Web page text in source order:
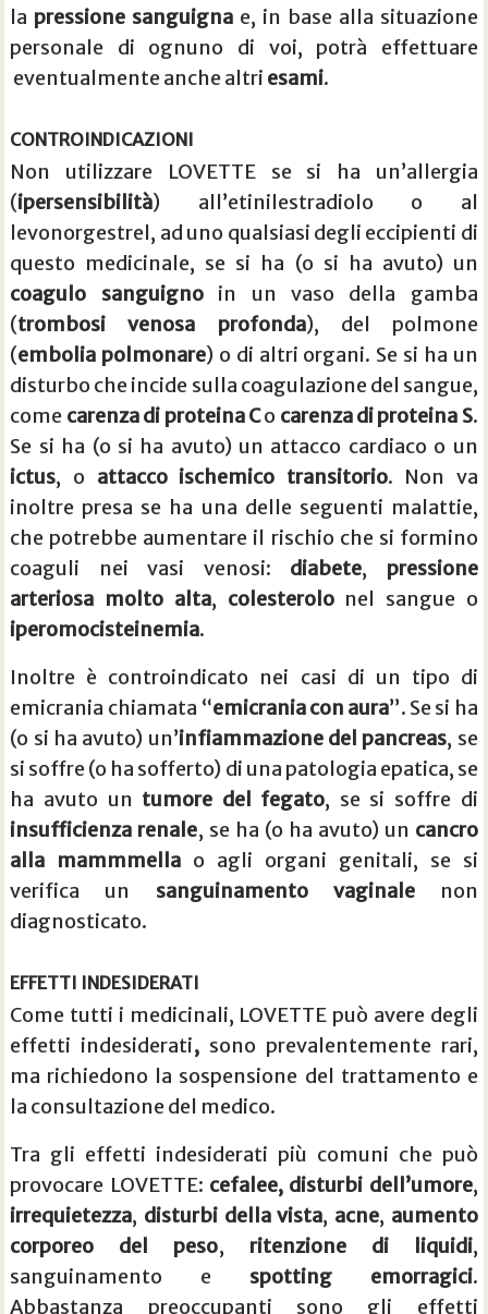
la pressione sanguigna e, in base alla situazione
personale di ognuno di voi, potrà effettuare
eventualmente anche altri esami.
CONTROINDICAZIONI
Non utilizzare LOVETTE se si ha un’allergia
(ipersensibilità) all’etinilestradiolo o al
levonorgestrel, ad uno qualsiasi degli eccipienti di
questo medicinale, se si ha (o si ha avuto) un
coagulo sanguignoin un vaso della gamba
(trombosi venosa profonda), del polmone
(embolia polmonare) o di altri organi. Se si ha un
disturbo che incide sulla coagulazione del sangue,
come carenza di proteina Co carenza di proteina S.
Se si ha (o si ha avuto) un attacco cardiaco o un
ictus, o attacco ischemico transitorio. Non va
inoltre presa se ha una delle seguenti malattie,
che potrebbe aumentare il rischio che si formino
coaguli nei vasi venosi: diabete, pressione
arteriosa molto alta, colesterolo nel sangue o
iperomocisteinemia.
Inoltre è controindicato nei casi di un tipo di
emicrania chiamata “emicrania con aura”. Se si ha
(o si ha avuto) un’infiammazione del pancreas, se
si soffre (o ha sofferto) di una patologia epatica, se
ha avuto un tumore del fegato, se si soffre di
insufficienza renale, se ha (o ha avuto) un cancro
alla mammmella o agli organi genitali, se si
verifica un sanguinamento vaginalenon
diagnosticato.
EFFETTI INDESIDERATI
Come tutti i medicinali, LOVETTE può avere degli
effetti indesiderati, sono prevalentemente rari,
ma richiedono la sospensione del trattamento e
la consultazione del medico.
Tra gli effetti indesiderati più comuni che può
provocare LOVETTE: cefalee, disturbi dell’umore,
irrequietezza, disturbi della vista, acne, aumento
corporeo del peso, ritenzione di liquidi,
sanguinamento e spotting emorragici.
Abbastanza preoccupanti sono gli effetti